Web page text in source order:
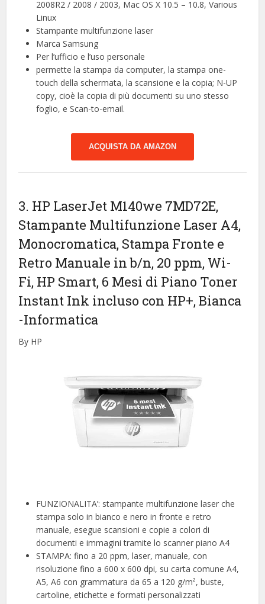
2008R2 / 2008 / 2003, Mac OS X 10.5 – 10.8, Various
Linux
Stampante multifunzione laser
Marca Samsung
Per l’ufficio e l’uso personale
permette la stampa da computer, la stampa one-
touch della schermata, la scansione e la copia; N-UP
copy, cioè la copia di più documenti su uno stesso
foglio, e Scan-to-email.
ACQUISTA DA AMAZON
3. HP LaserJet M140we 7MD72E,
Stampante Multifunzione Laser A4,
Monocromatica, Stampa Fronte e
Retro Manuale in b/n, 20 ppm, Wi-
Fi, HP Smart, 6 Mesi di Piano Toner
Instant Ink incluso con HP+, Bianca
-Informatica
By HP
FUNZIONALITA’: stampante multifunzione laser che
stampa solo in bianco e nero in fronte e retro
manuale, esegue scansioni e copie a colori di
documenti e immagini tramite lo scanner piano A4
STAMPA: fino a 20 ppm, laser, manuale, con
risoluzione fino a 600 x 600 dpi, su carta comune A4,
A5, A6 con grammatura da 65 a 120 g/m², buste,
cartoline, etichette e formati personalizzati